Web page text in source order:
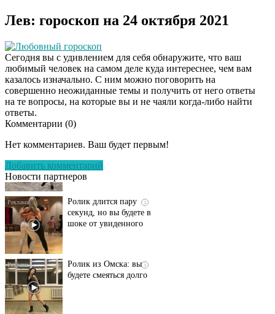
Лев: гороскоп на 24 октября 2021
Любовный гороскоп
Сегодня вы с удивлением для себя обнаружите, что ваш
любимый человек на самом деле куда интереснее, чем вам
казалось изначально. С ним можно поговорить на
совершенно неожиданные темы и получить от него ответы
на те вопросы, на которые вы и не чаяли когда-либо найти
ответы.
Комментарии (0)
Нет комментариев. Ваш будет первым!
Добавить комментарий
Новости партнеров
Этот танец невесты
Пересмотрела 10 раз
секунд, но вы будете в
шоке от увиденного
будете смеяться долго